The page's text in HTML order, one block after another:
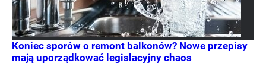
Koniec sporów o remont balkonów? Nowe przepisy
mają uporządkować legislacyjny chaos